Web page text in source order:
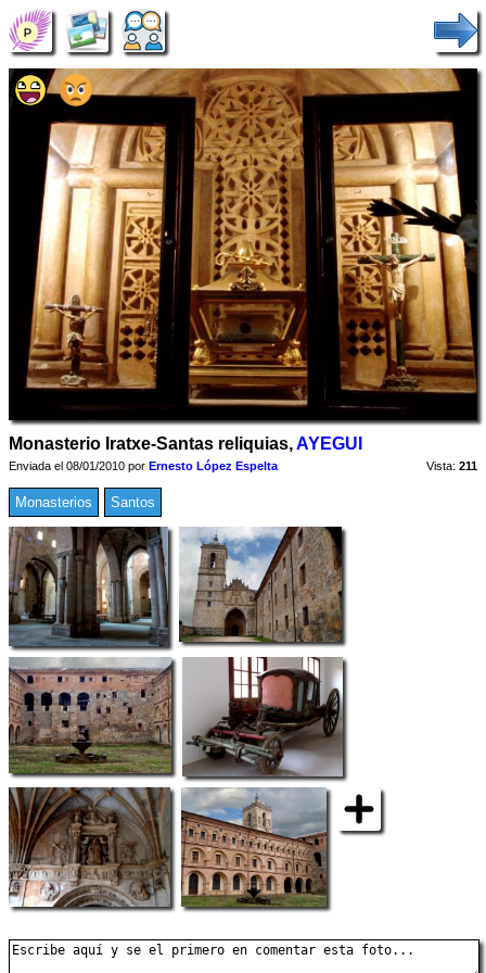
Monasterio Iratxe-Santas reliquias,AYEGUI
Enviada el 08/01/2010 por Ernesto López Espelta Vista: 211
Monasterios Santos